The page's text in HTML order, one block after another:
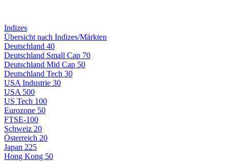
Indizes
Übersicht nach Indizes/Märkten
Deutschland 40
Deutschland Small Cap 70
Deutschland Mid Cap 50
Deutschland Tech 30
USA Industrie 30
USA 500
US Tech 100
Eurozone 50
FTSE-100
Schweiz 20
Österreich 20
Japan 225
Hong Kong 50